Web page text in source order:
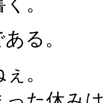
る。
。